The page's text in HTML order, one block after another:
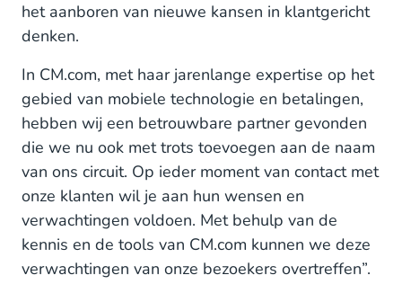
het aanboren van nieuwe kansen in klantgericht
denken.
In CM.com, met haar jarenlange expertise op het
gebied van mobiele technologie en betalingen,
hebben wij een betrouwbare partner gevonden
die we nu ook met trots toevoegen aan de naam
van ons circuit. Op ieder moment van contact met
onze klanten wil je aan hun wensen en
verwachtingen voldoen. Met behulp van de
kennis en de tools van CM.com kunnen we deze
verwachtingen van onze bezoekers overtreffen”.